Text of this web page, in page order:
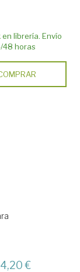
en librería. Envío
48 horas
€